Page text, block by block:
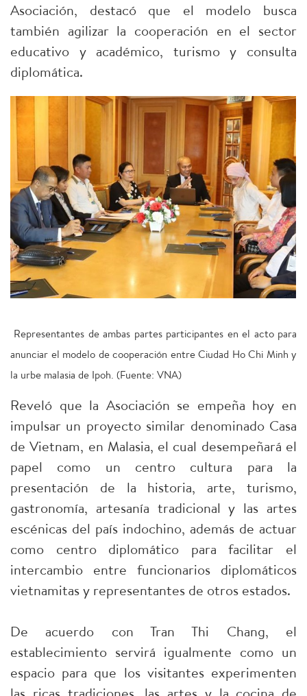
Asociación, destacó que el modelo busca
también agilizar la cooperación en el sector
educativo y académico, turismo y consulta
diplomática.
Representantes de ambas partes participantes en el acto para
anunciar el modelo de cooperación entre Ciudad Ho Chi Minh y
la urbe malasia de Ipoh. (Fuente: VNA)
Reveló que la Asociación se empeña hoy en
impulsar un proyecto similar denominado Casa
de Vietnam, en Malasia, el cual desempeñará el
papel como un centro cultura para la
presentación de la historia, arte, turismo,
gastronomía, artesanía tradicional y las artes
escénicas del país indochino, además de actuar
como centro diplomático para facilitar el
intercambio entre funcionarios diplomáticos
vietnamitas y representantes de otros estados.
De acuerdo con Tran Thi Chang, el
establecimiento servirá igualmente como un
espacio para que los visitantes experimenten